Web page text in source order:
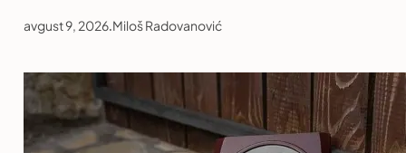
avgust 9, 2026.Miloš Radovanović